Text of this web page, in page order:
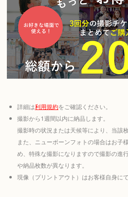
詳細は利用規約をご確認ください。
撮影から1週間以内に納品します。
撮影時の状況または天候等により、当該
また、ニューボーンフォトの場合はお子
め、特殊な撮影になりますので撮影の進
や納品枚数が異なります。
現像（プリントアウト）はお客様自身に